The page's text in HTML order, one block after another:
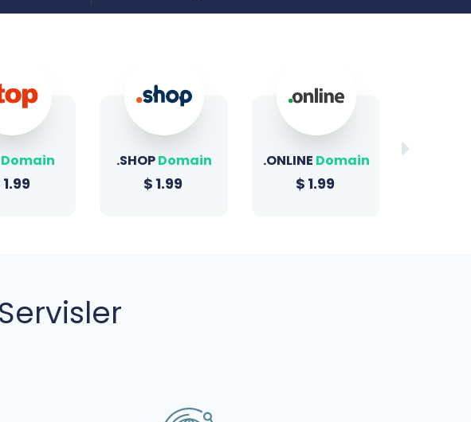
Domain
1.99
.ONLINEDomain
$ 1.99
.BIZDomain
$23.39